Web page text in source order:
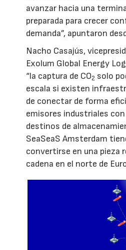
avanzar hacia una
preparada para crecer
demanda”, apuntaron
Nacho Casajús,
Exolum Global Energy
“la captura de CO2 solo
escala si existen
de conectar de forma
emisores industriales
destinos de
SeaSeaS Amsterdam
convertirse en una pieza
cadena en el norte de